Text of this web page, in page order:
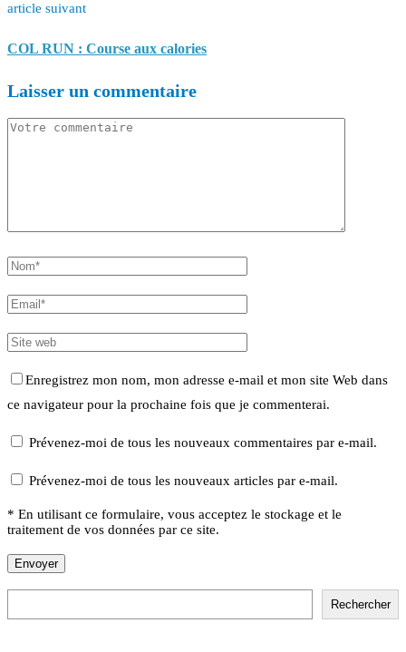
article suivant
COL RUN : Course aux calories
Laisser un commentaire
Enregistrez mon nom, mon adresse e-mail et mon site Web dans
ce navigateur pour la prochaine fois que je commenterai.
Prévenez-moi de tous les nouveaux commentaires par e-mail.
Prévenez-moi de tous les nouveaux articles par e-mail.
* En utilisant ce formulaire, vous acceptez le stockage et le
traitement de vos données par ce site.
Rechercher